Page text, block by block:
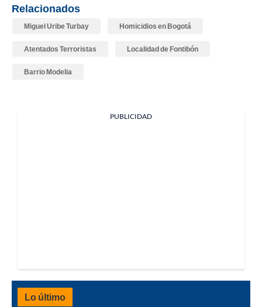
Relacionados
Miguel Uribe Turbay Homicidios en Bogotá
Atentados Terroristas Localidad de Fontibón
Barrio Modelia
PUBLICIDAD
Lo último